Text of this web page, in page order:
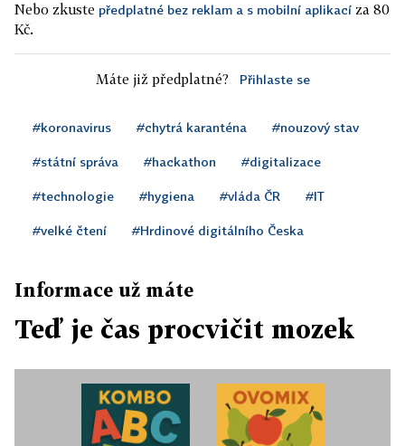
Nebo zkuste předplatné bez reklam a s mobilní aplikací za 80
Kč.
Máte již předplatné? Přihlaste se
#koronavirus #chytrá karanténa #nouzový stav
#státní správa #hackathon #digitalizace
#technologie #hygiena #vláda ČR #IT
#velké čtení #Hrdinové digitálního Česka
Informace už máte
Teď je čas procvičit mozek